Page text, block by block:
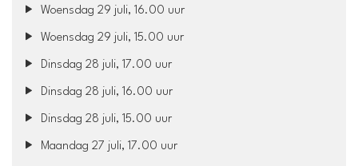
Woensdag 29 juli, 16.00 uur
Woensdag 29 juli, 15.00 uur
Dinsdag 28 juli, 17.00 uur
Dinsdag 28 juli, 16.00 uur
Dinsdag 28 juli, 15.00 uur
Maandag 27 juli, 17.00 uur